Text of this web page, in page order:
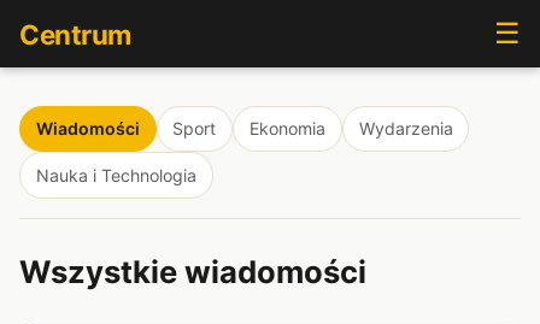
Centrum ☰
Wiadomości Sport Ekonomia Wydarzenia
Nauka i Technologia
Wszystkie wiadomości